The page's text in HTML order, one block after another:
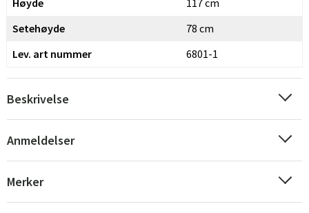
Høyde
117 cm
Setehøyde
78 cm
Lev. art nummer
6801-1
Beskrivelse
Anmeldelser
Merker